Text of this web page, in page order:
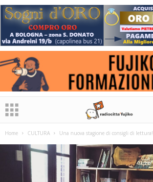
Home CULTURA Una nuova stagione di consigli di lettura!